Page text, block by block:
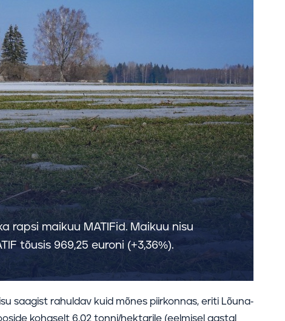
rapsi maikuu MATIFid. Maikuu nisu
tõusis 969,25 euroni (+3,36%).
saagist rahuldav kuid mõnes piirkonnas, eriti Lõuna-
kohaselt 6,02 tonni/hektarile (eelmisel aastal